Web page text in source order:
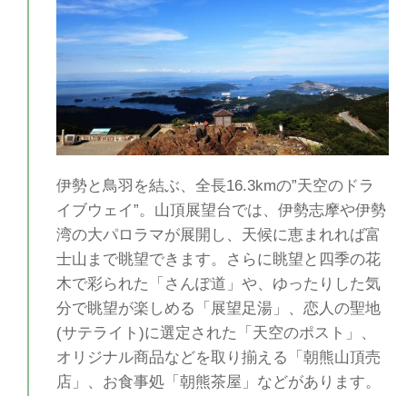
伊勢と鳥羽を結ぶ、全長16.3kmの”天空のドラ
イブウェイ”。山頂展望台では、伊勢志摩や伊勢
湾の大パロラマが展開し、天候に恵まれれば富
士山まで眺望できます。さらに眺望と四季の花
木で彩られた「さんぽ道」や、ゆったりした気
分で眺望が楽しめる「展望足湯」、恋人の聖地
(サテライト)に選定された「天空のポスト」、
オリジナル商品などを取り揃える「朝熊山頂売
店」、お食事処「朝熊茶屋」などがあります。